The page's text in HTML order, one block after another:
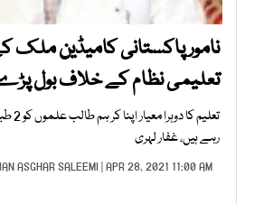
نامور پاکستانی کامیڈین
تعلیمی نظام کے خلاف بول
تعلیم
رہے ہیں، غفار لہری
ASGHAR SALEEMI | APR 28, 2021 11:00 AM |